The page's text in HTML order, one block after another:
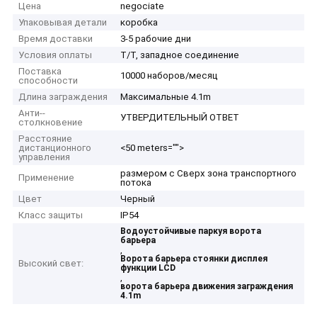
Цена
negociate
Упаковывая детали
коробка
Время доставки
3-5 рабочие дни
Условия оплаты
Т/Т, западное соединение
Поставка
способности
10000 наборов/месяц
Длина заграждения
Максимальные 4.1m
Анти--
столкновение
УТВЕРДИТЕЛЬНЫЙ ОТВЕТ
Расстояние
дистанционного
управления
<50 meters="">
Применение
размером с Сверх зона транспортного
потока
Цвет
Черный
Класс защиты
IP54
Высокий свет:
Водоустойчивые паркуя ворота
барьера
,
Ворота барьера стоянки дисплея
функции LCD
,
ворота барьера движения заграждения
4.1m